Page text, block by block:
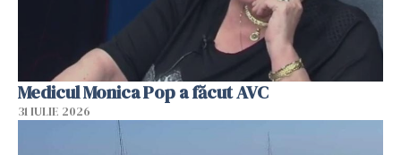
Medicul Monica Pop a făcut AVC
31 IULIE 2026